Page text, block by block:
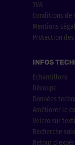
TVA
Conditions de
Mentions
Protection
INFOS
Echantillons
Découpe
Données
Améliorer le
Velcro sur
Recherche
Retour